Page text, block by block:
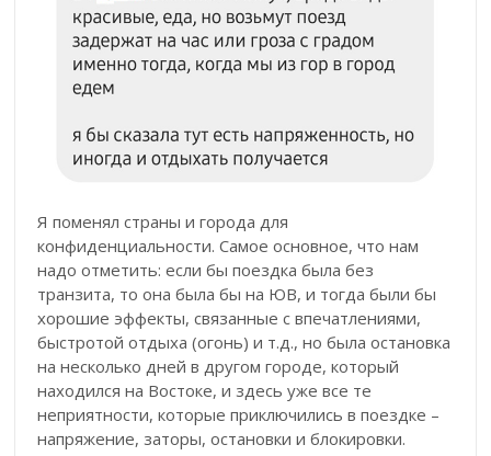
Я поменял страны и города для
конфиденциальности. Самое основное, что нам
надо отметить: если бы поездка была без
транзита, то она была бы на ЮВ, и тогда были бы
хорошие эффекты, связанные с впечатлениями,
быстротой отдыха (огонь) и т.д., но была остановка
на несколько дней в другом городе, который
находился на Востоке, и здесь уже все те
неприятности, которые приключились в поездке –
напряжение, заторы, остановки и блокировки.